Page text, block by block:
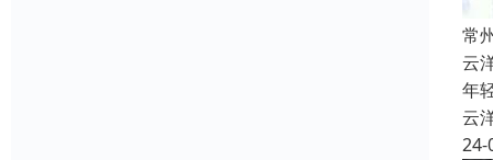
常
云
年
云
24-